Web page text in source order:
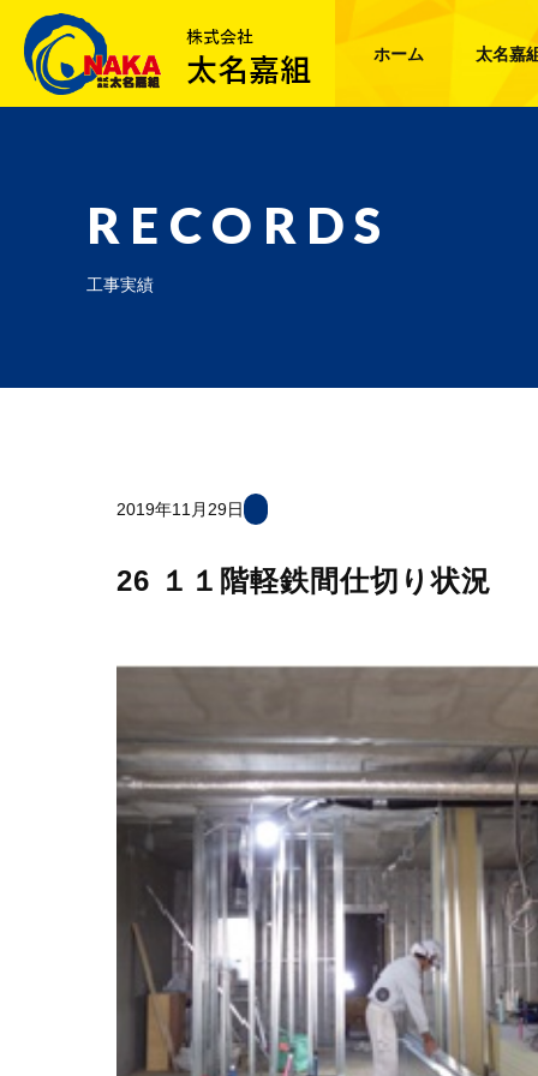
ホーム 太名嘉
RECORDS
工事実績
2019年11月29日
26 １１階軽鉄間仕切り状況